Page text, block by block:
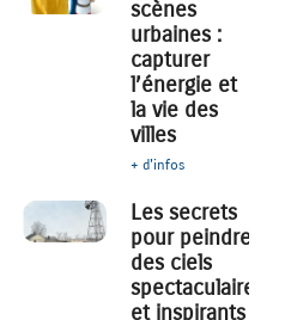
scènes
urbaines :
capturer
l’énergie et
la vie des
villes
+ d'infos
Les secrets
pour peindre
des ciels
spectaculaires
et inspirants